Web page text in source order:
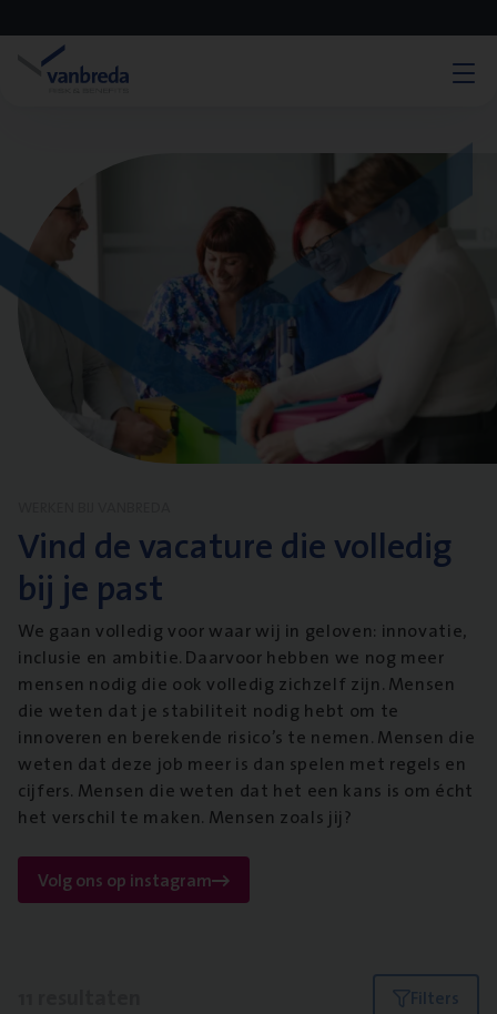
Vind de vacature die volledig
bij je past
We gaan volledig voor waar wij in geloven: innovatie,
inclusie en ambitie. Daarvoor hebben we nog meer
mensen nodig die ook volledig zichzelf zijn. Mensen
die weten dat je stabiliteit nodig hebt om te
innoveren en berekende risico’s te nemen. Mensen die
weten dat deze job meer is dan spelen met regels en
cijfers. Mensen die weten dat het een kans is om écht
het verschil te maken. Mensen zoals jij?
Volg ons op instagram
Filters